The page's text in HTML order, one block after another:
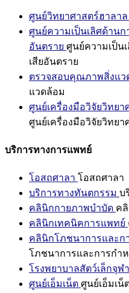
ศูนย์วิทยาศาสตร์ฮาลาล
ศูนย์ความเป็นเลิศด้านก
อันตราย ศูนย์ความเป็น
เสียอันตราย
ตรวจสอบคุณภาพสิ่งแว
แวดล้อม
ศูนย์เครื่องมือวิจัยวิทยา
ศูนย์เครื่องมือวิจัยวิทยา
บริการทางการแพทย์
โอสถศาลา โอสถศาลา
บริการทางทันตกรรม บ
คลินิกกายภาพบำบัด ค
คลินิกเทคนิคการแพทย์
คลินิกโภชนาการและก
โภชนาการและการกำ
โรงพยาบาลสัตว์เล็กจุฬ
ศูนย์เอ็มเน็ต ศูนย์เอ็มเน็